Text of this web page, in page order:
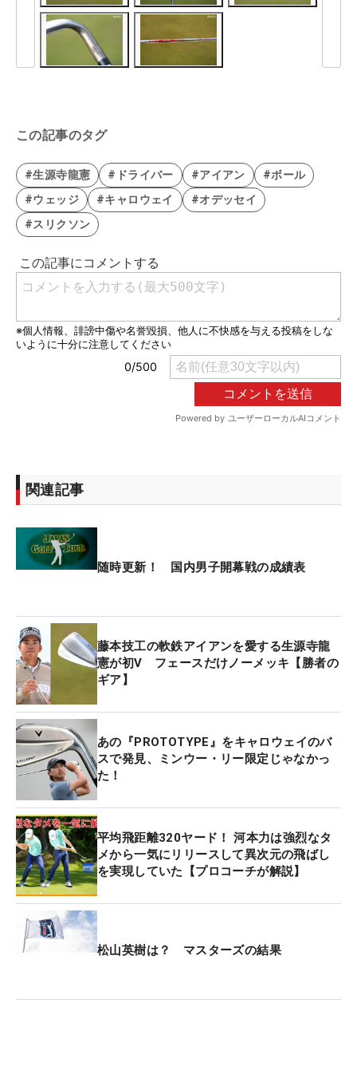
この記事のタグ
#生源寺龍憲 #ドライバー #アイアン
#ボール
#ウェッジ
#キャロウェイ
#オデッセイ
#スリクソン
関連記事
随時更新！ 国内男子開幕戦の成績表
藤本技工の軟鉄アイアンを愛する生源寺龍
憲が初V フェースだけノーメッキ【勝者の
ギア】
あの『PROTOTYPE』をキャロウェイのバ
スで発見、ミンウー・リー限定じゃなかっ
た！
平均飛距離320ヤード！ 河本力は強烈なタ
メから一気にリリースして異次元の飛ばし
を実現していた【プロコーチが解説】
松山英樹は？ マスターズの結果